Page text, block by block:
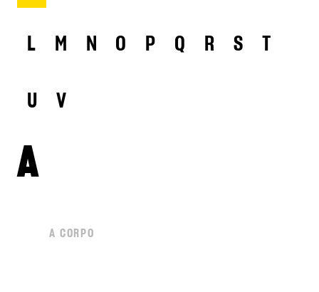
L M N O P Q R S T
U V
A
A CORPO